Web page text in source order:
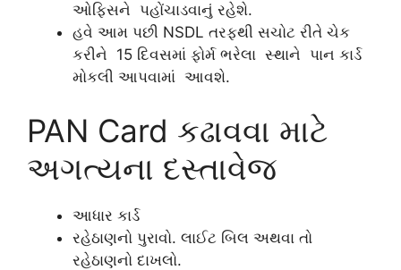
ઓફિસને પહોંચાડવાનું રહેશે.
હવે આમ પછી NSDL તરફથી સચોટ રીતે ચેક
કરીને 15 દિવસમાં ફોર્મ ભરેલા સ્થાને પાન કાર્ડ
મોકલી આપવામાં આવશે.
PAN Card કઢાવવા માટે
અગત્યના દસ્તાવેજ
આધાર કાર્ડ
રહેઠાણનો પુરાવો. લાઈટ બિલ અથવા તો
રહેઠાણનો દાખલો.